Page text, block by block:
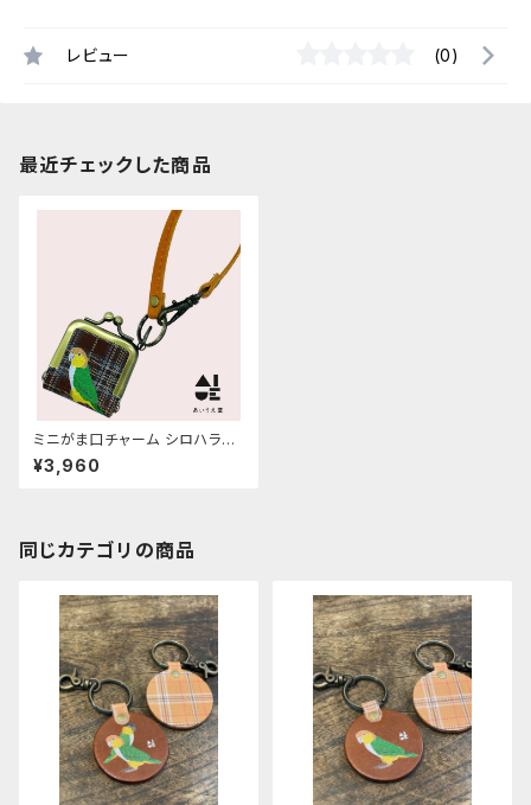
レビュー (0)
最近チェックした商品
ミニがま口チャーム シロハライ
ンコ ブラウン タータンチェッ
ク 栃木レザー
¥3,960
同じカテゴリの商品